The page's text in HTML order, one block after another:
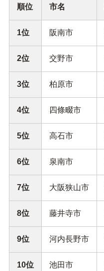
順位 市名
1位 阪南市
2位 交野市
3位 柏原市
4位 四條畷市
5位 高石市
6位 泉南市
7位 大阪狭山市
8位 藤井寺市
9位 河内長野市
10位 池田市